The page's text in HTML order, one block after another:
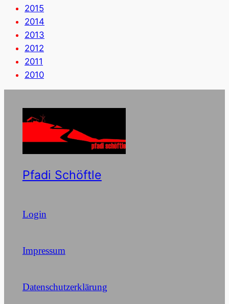
2015
2014
2013
2012
2011
2010
Pfadi Schöftle
Login
Impressum
Datenschutzerklärung